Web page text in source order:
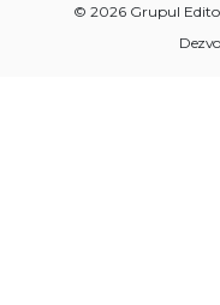
© 2026 Grupul